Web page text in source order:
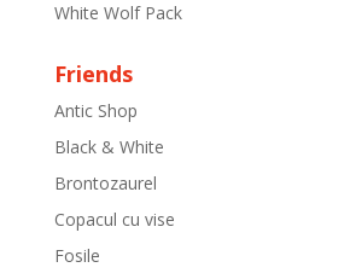
White Wolf Pack
Friends
Antic Shop
Black & White
Brontozaurel
Copacul cu vise
Fosile